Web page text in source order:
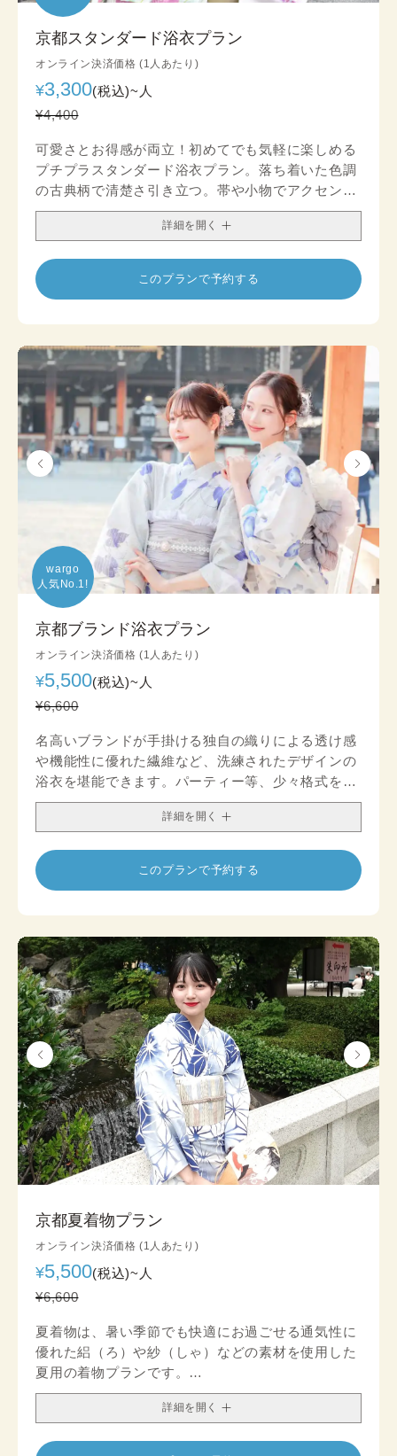
京都スタンダード浴衣プラン
オンライン決済価格 (1人あたり)
¥3,300(税込)~ 人
¥4,400
可愛さとお得感が両立！初めてでも気軽に楽しめる
プチプラスタンダード浴衣プラン。落ち着いた色調
の古典柄で清楚さ引き立つ。帯や小物でアクセント
を加え、シックなコーデを楽しむのもおすすめで
詳細を開く
このプランで予約する
wargo
人気No.1!
京都ブランド浴衣プラン
オンライン決済価格 (1人あたり)
¥5,500(税込)~ 人
¥6,600
名高いブランドが手掛ける独自の織りによる透け感
や機能性に優れた繊維など、洗練されたデザインの
浴衣を堪能できます。パーティー等、少々格式を意
識したい場でも注目を浴びるコーディネートが完成
詳細を開く
このプランで予約する
京都夏着物プラン
オンライン決済価格 (1人あたり)
¥5,500(税込)~ 人
¥6,600
夏着物は、暑い季節でも快適にお過ごせる通気性に
優れた絽（ろ）や紗（しゃ）などの素材を使用した
夏用の着物プランです。
生地の目が粗く風通しが良いため、蒸し暑い日でも
涼やかな着心地をお楽しみいただけます。
詳細を開く